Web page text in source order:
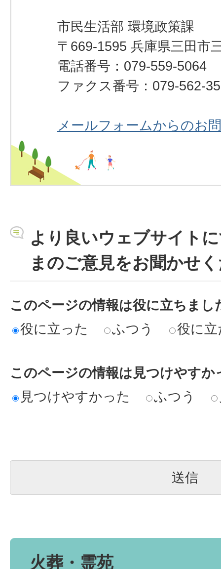
市民生活部 環境政策課
〒669-1595 兵庫県三田市
電話番号：079-559-5064
ファクス番号：079-562-
メールフォームからのお
より良いウェブサイト
まのご意見をお聞かせ
このページの情報は役に立ちまし
役に立った
ふつう 役に
このページの情報は見つけやすか
見つけやすかった
ふつう
火葬・霊苑